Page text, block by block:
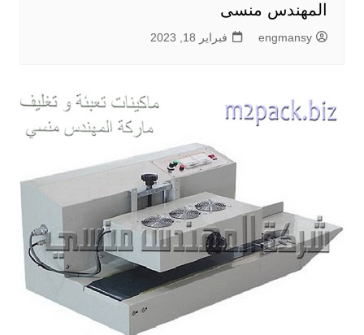
المهندس منسى
engmansy فبراير 18, 2023